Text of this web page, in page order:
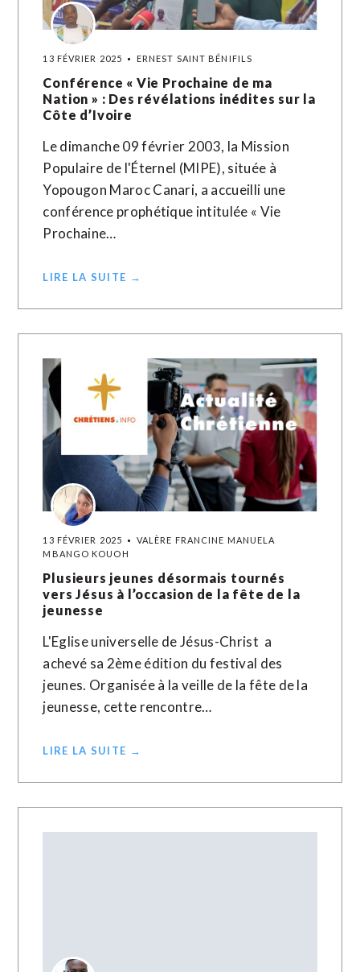
13 FÉVRIER 2025 ERNEST SAINT BÉNIFILS
Conférence « Vie Prochaine de ma
Nation » : Des révélations inédites sur la
Côte d’Ivoire
Le dimanche 09 février 2003, la Mission
Populaire de l'Éternel (MIPE), située à
Yopougon Maroc Canari, a accueilli une
conférence prophétique intitulée « Vie
Prochaine…
LIRE LA SUITE →
13 FÉVRIER 2025
VALÈRE FRANCINE MANUELA
MBANGO KOUOH
Plusieurs jeunes désormais tournés
vers Jésus à l’occasion de la fête de la
jeunesse
L'Eglise universelle de Jésus-Christ a
achevé sa 2ème édition du festival des
jeunes. Organisée à la veille de la fête de la
jeunesse, cette rencontre…
LIRE LA SUITE →